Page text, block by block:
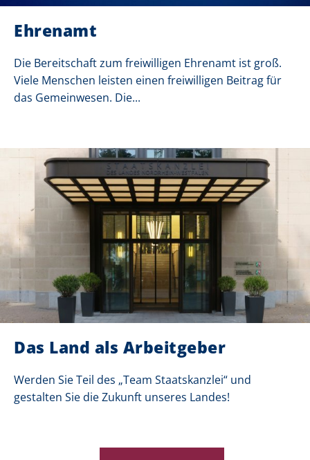
Ehrenamt
Die Bereitschaft zum freiwilligen Ehrenamt ist groß.
Viele Menschen leisten einen freiwilligen Beitrag für
das Gemeinwesen. Die...
Das Land als Arbeitgeber
Werden Sie Teil des „Team Staatskanzlei“ und
gestalten Sie die Zukunft unseres Landes!